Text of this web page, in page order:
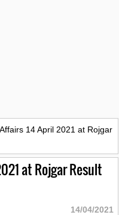
14 April 2021 at Rojgar
at Rojgar Result
14/04/2021